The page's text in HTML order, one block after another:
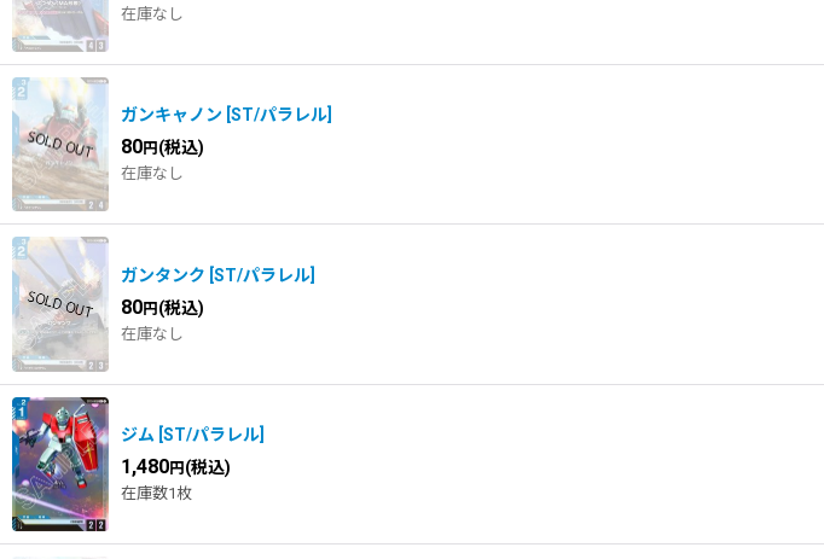
在庫なし
ガンキャノン ST/パラレル
80円 (税込)
在庫なし
ガンタンク ST/パラレル
80円 (税込)
在庫なし
ジム ST/パラレル
1,480円 (税込)
在庫数1枚